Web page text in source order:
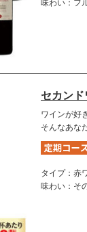
味わい：フ
セカン
ワインが好
そんなあな
タイプ：赤
味わい：そ